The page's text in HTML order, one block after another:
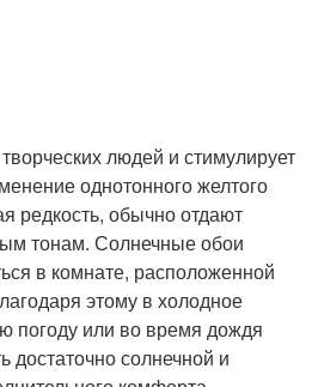
людей и стимулирует
однотонного желтого
редкость, обычно отдают
тонам. Солнечные обои
в комнате, расположенной
этому в холодное
погоду или во время дождя
достаточно солнечной и